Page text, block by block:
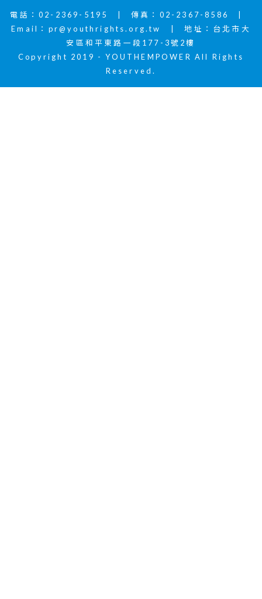
電話：02-2369-5195 | 傳真：02-2367-8586 |
Email： pr@youthrights.org.tw
| 地址：台北市大
安區和平東路一段177-3號2樓
Copyright 2019 - YOUTHEMPOWER All Rights
Reserved.